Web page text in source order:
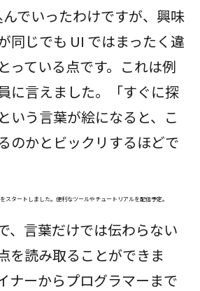
でいったわけですが、興味
同じでも UI ではまったく違
っている点です。これは例
に言えました。「すぐに探
いう言葉が絵になると、こ
のかとビックリするほどで
スタートしました。便利なツールやチュートリアルを配信予定。
、言葉だけでは伝わらない
を読み取ることができま
ナーからプログラマーまで